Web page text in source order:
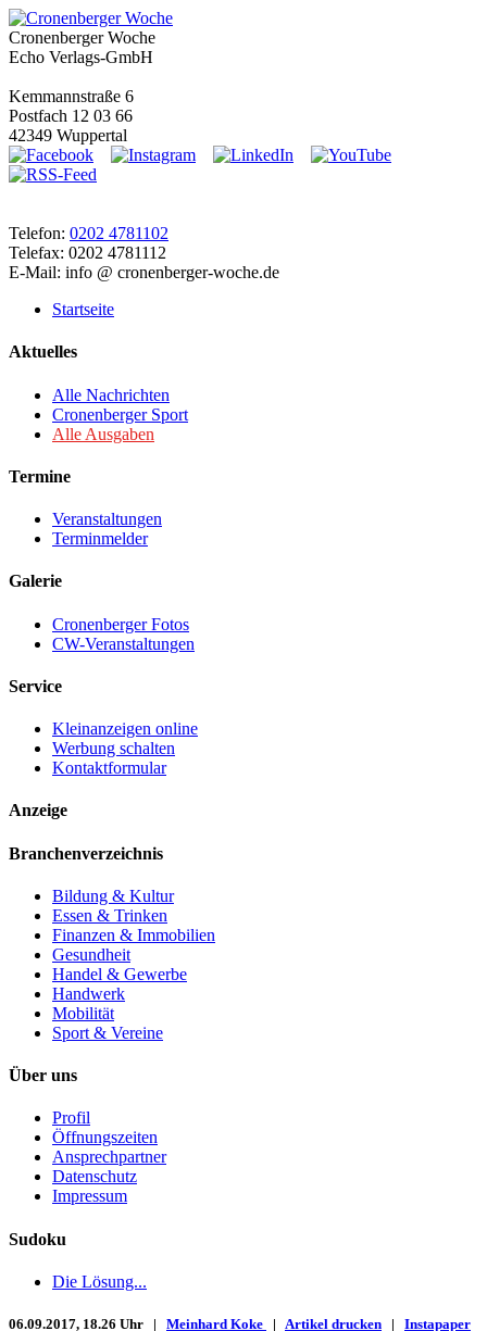
Cronenberger Woche
Echo Verlags-GmbH
Kemmannstraße 6
Postfach 12 03 66
42349 Wuppertal
Telefon: 0202 4781102
Telefax: 0202 4781112
E-Mail: info @ cronenberger-woche.de
Startseite
Aktuelles
Alle Nachrichten
Cronenberger Sport
Alle Ausgaben
Termine
Veranstaltungen
Terminmelder
Galerie
Cronenberger Fotos
CW-Veranstaltungen
Service
Kleinanzeigen online
Werbung schalten
Kontaktformular
Anzeige
Branchenverzeichnis
Bildung & Kultur
Essen & Trinken
Finanzen & Immobilien
Gesundheit
Handel & Gewerbe
Handwerk
Mobilität
Sport & Vereine
Über uns
Profil
Öffnungszeiten
Ansprechpartner
Datenschutz
Impressum
Sudoku
Die Lösung...
06.09.2017, 18.26 Uhr | Meinhard Koke | Artikel drucken | Instapaper